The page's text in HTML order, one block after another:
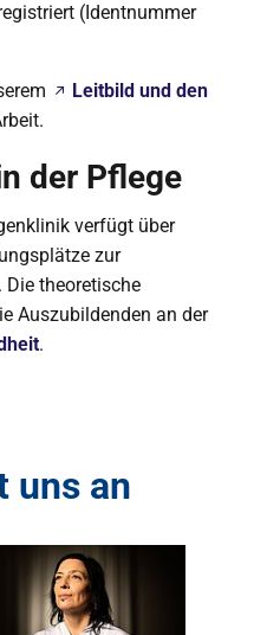
(Identnummer
Leitbild und den
der Pflege
verfügt über
zur
theoretische
Auszubildenden an der
.
uns an